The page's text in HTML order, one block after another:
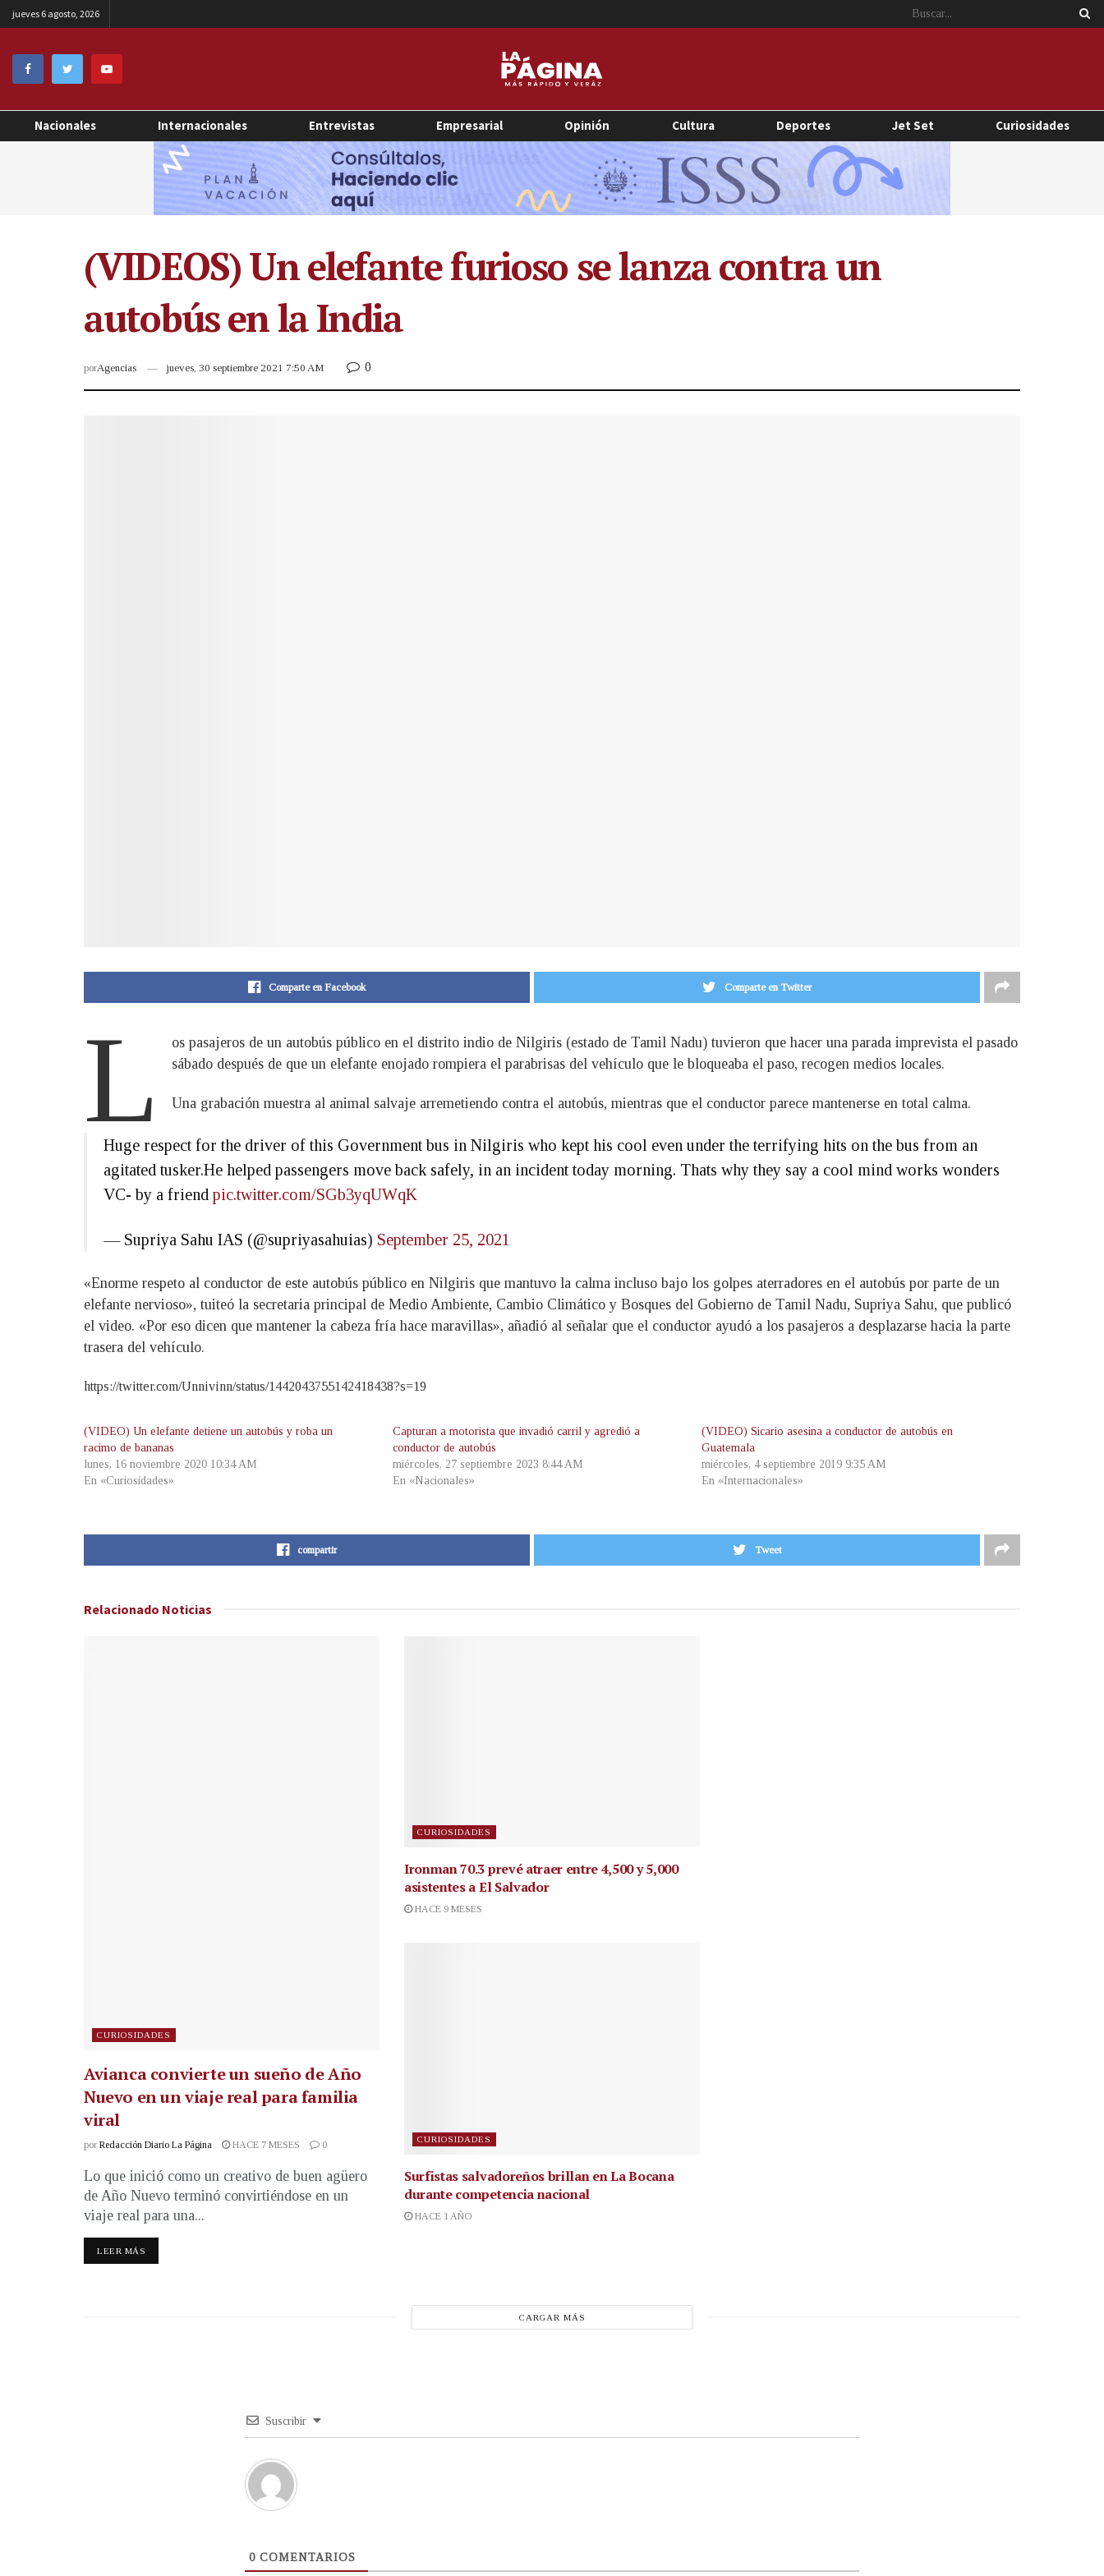
jueves 6 agosto, 2026
Nacionales Internacionales Entrevistas Empresarial Opinión Cultura Deportes Jet Set Curiosidades
(VIDEOS) Un elefante furioso se lanza contra un
autobús en la India
porAgencias jueves, 30 septiembre 2021 7:50 AM 0
Comparte en Facebook Comparte en Twitter
L
os pasajeros de un autobús público en el distrito indio de Nilgiris (estado de Tamil Nadu) tuvieron que hacer una parada imprevista el pasado
sábado después de que un elefante enojado rompiera el parabrisas del vehículo que le bloqueaba el paso, recogen medios locales.
Una grabación muestra al animal salvaje arremetiendo contra el autobús, mientras que el conductor parece mantenerse en total calma.
Huge respect for the driver of this Government bus in Nilgiris who kept his cool even under the terrifying hits on the bus from an
agitated tusker.He helped passengers move back safely, in an incident today morning. Thats why they say a cool mind works wonders
VC- by a friend pic.twitter.com/SGb3yqUWqK
— Supriya Sahu IAS (@supriyasahuias) September 25, 2021
«Enorme respeto al conductor de este autobús público en Nilgiris que mantuvo la calma incluso bajo los golpes aterradores en el autobús por parte de un
elefante nervioso», tuiteó la secretaria principal de Medio Ambiente, Cambio Climático y Bosques del Gobierno de Tamil Nadu, Supriya Sahu, que publicó
el video. «Por eso dicen que mantener la cabeza fría hace maravillas», añadió al señalar que el conductor ayudó a los pasajeros a desplazarse hacia la parte
trasera del vehículo.
https://twitter.com/Unnivinn/status/1442043755142418438?s=19
(VIDEO) Un elefante detiene un autobús y roba un
racimo de bananas
lunes, 16 noviembre 2020 10:34 AM
En «Curiosidades»
Capturan a motorista que invadió carril y agredió a
conductor de autobús
miércoles, 27 septiembre 2023 8:44 AM
En «Nacionales»
(VIDEO) Sicario asesina a conductor de autobús en
Guatemala
miércoles, 4 septiembre 2019 9:35 AM
En «Internacionales»
compartir Tweet
Relacionado Noticias
CURIOSIDADES
Avianca convierte un sueño de Año
Nuevo en un viaje real para familia
viral
por Redacción Diario La Página HACE 7 MESES 0
Lo que inició como un creativo de buen agüero
de Año Nuevo terminó convirtiéndose en un
viaje real para una...
LEER MÁS
CURIOSIDADES
Ironman 70.3 prevé atraer entre 4,500 y 5,000
asistentes a El Salvador
HACE 9 MESES
CURIOSIDADES
Surfistas salvadoreños brillan en La Bocana
durante competencia nacional
HACE 1 AÑO
CARGAR MÁS
Suscribir
0 COMENTARIOS